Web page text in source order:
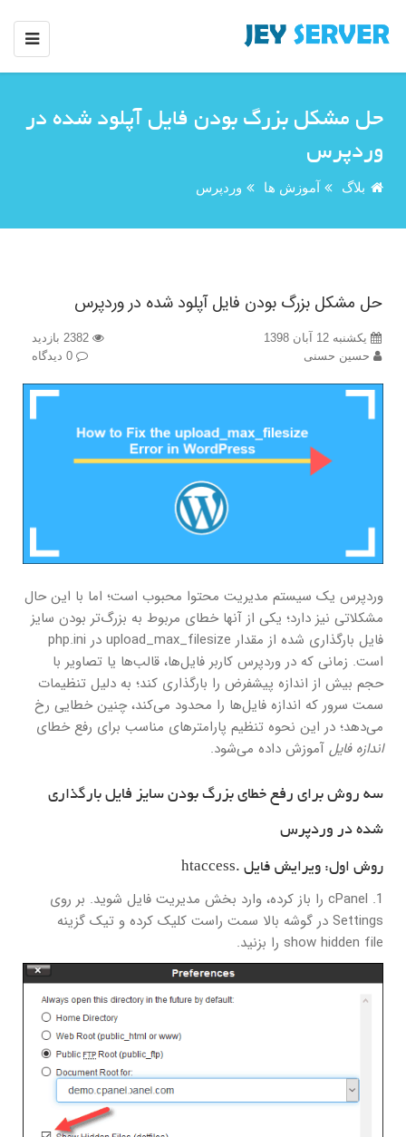
حل مشکل بزرگ بودن فایل آپلود شده در
وردپرس
بلاگ آموزش ها وردپرس
حل مشکل بزرگ بودن فایل آپلود شده در وردپرس
یکشنبه 12 آبان 1398
حسین حسنی
وردپرس یک سیستم مدیریت محتوا محبوب است؛ اما با این حال
مشکلاتی نیز دارد؛ یکی از آنها خطای مربوط به بزرگ‌تر بودن سایز
فایل بارگذاری شده از مقدار upload_max_filesize در php.ini
است. زمانی که در وردپرس کاربر فایل‌ها، قالب‌ها یا تصاویر با
حجم بیش از اندازه پیشفرض را بارگذاری کند؛ به دلیل تنظیمات
سمت سرور که اندازه فایل‌ها را محدود می‌کند، چنین خطایی رخ
می‌دهد؛ در این نحوه تنظیم پارامترهای مناسب برای رفع خطای
اندازه فایل آموزش داده می‌شود.
سه روش برای رفع خطای بزرگ بودن سایز فایل بارگذاری
شده در وردپرس
روش اول: ویرایش فایل .htaccess
1. cPanel را باز کرده، وارد بخش مدیریت فایل شوید. بر روی
Settings در گوشه بالا سمت راست کلیک کرده و تیک گزینه
show hidden file را بزنید.